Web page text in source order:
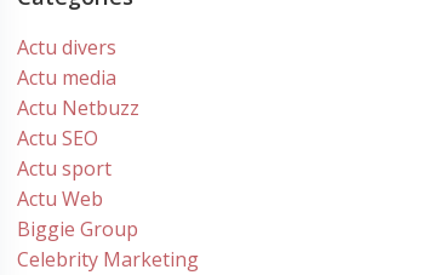
Actu divers
Actu media
Actu Netbuzz
Actu SEO
Actu sport
Actu Web
Biggie Group
Celebrity Marketing